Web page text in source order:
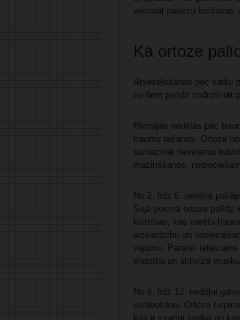
veicināt pareizu locītavas
Kā ortoze
Atveseļošanās pēc saišu
no tiem palīdz nodrošināt
Pirmajās nedēļās pēc
traumu rašanos. Ortoze
samazināt nevēlamu
mazināšanos,
No 2. līdz 6. nedēļai
Šajā posmā ortoze palīdz
kustības, kas varētu
aizsardzību un
vājumu. Paralēli
elastību un aktivizē
No 6. līdz 12. nedēļai
uzlabošanu. Ortoze
kas ir svarīgi spēka un